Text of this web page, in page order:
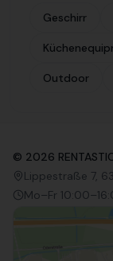
Geschirr
Outdoor
© 2026
Lippestraße 7,
Mo–Fr